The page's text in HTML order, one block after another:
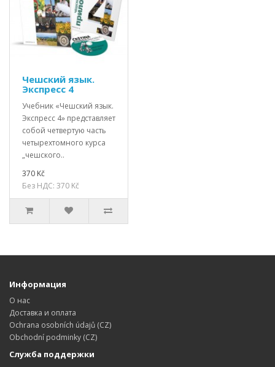
Чешский язык.
Экспресс 4
Учебник «Чешский язык.
Экспресс 4» представляет
собой четвертую часть
четырехтомного курса
„чешского..
370 Kč
Без НДС: 370 Kč
Информация
О нас
Доставка и оплата
Ochrana osobních údajů (CZ)
Obchodní podminky (CZ)
Служба поддержки